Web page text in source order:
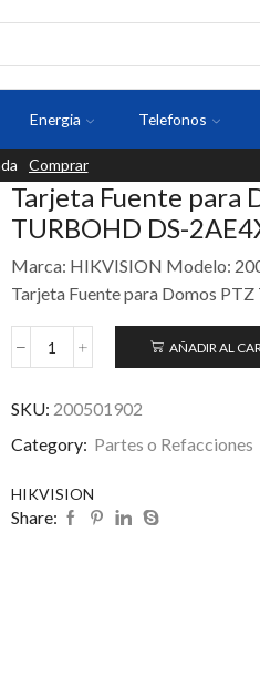
Energia Telefonos
Comprar
Tarjeta Fuente para
TURBOHD DS-
Marca: HIKVISION Modelo:
Tarjeta Fuente para Domos
AÑADIR AL
SKU: 200501902
Category: Partes o Refacciones
HIKVISION
Share: